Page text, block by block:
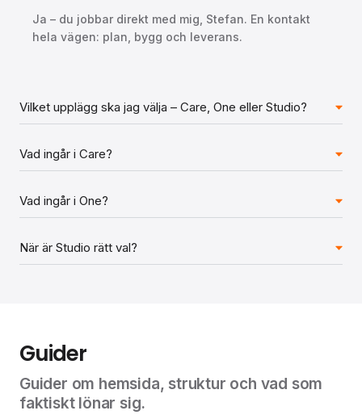
Ja – du jobbar direkt med mig, Stefan. En kontakt
hela vägen: plan, bygg och leverans.
Vilket upplägg ska jag välja – Care, One eller Studio?
Vad ingår i Care?
Vad ingår i One?
När är Studio rätt val?
Guider
Guider om hemsida, struktur och vad som
faktiskt lönar sig.